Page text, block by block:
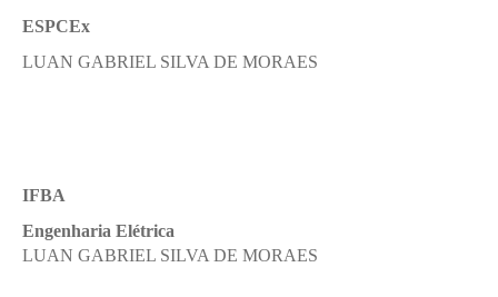
ESPCEx
LUAN GABRIEL SILVA DE MORAES
IFBA
Engenharia Elétrica
LUAN GABRIEL SILVA DE MORAES